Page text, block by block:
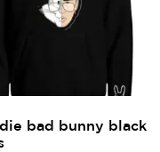
bad bunny black